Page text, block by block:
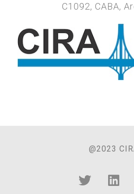
C1092, CABA,
@2023